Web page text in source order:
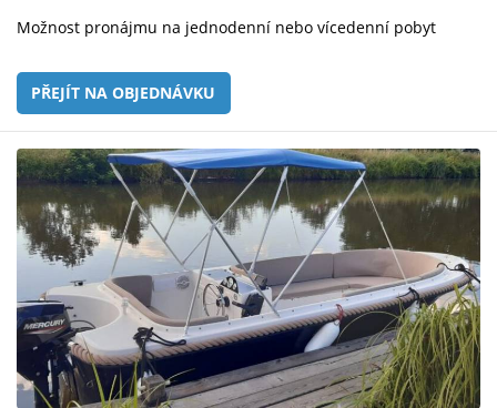
Možnost pronájmu na jednodenní nebo vícedenní pobyt
PŘEJÍT NA OBJEDNÁVKU